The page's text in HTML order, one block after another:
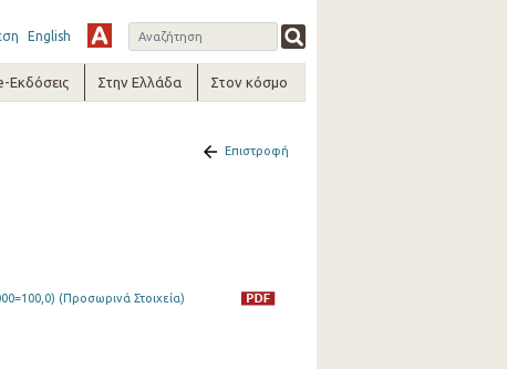
English
Εκδόσεις Στην Ελλάδα Στον κόσμο
Επιστροφή
(Προσωρινά Στοιχεία)